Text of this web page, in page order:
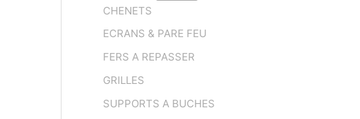
CHENETS
ECRANS & PARE FEU
FERS A REPASSER
GRILLES
SUPPORTS A BUCHES